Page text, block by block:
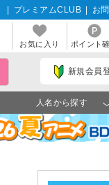
プレミアムCLUB お
お気に入り ポイント
新規会員
人名から探す